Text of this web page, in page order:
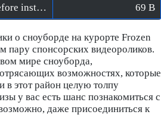
Shredders [FitGirl Repack]/Verify BIN files before installation.bat
69 B
о сноуборде на курорте Frozen
пару спонсорских видеороликов.
мире сноуборда,
возможностях, которые
в этот район целую толпу
у вас есть шанс познакомиться с
даже присоединиться к